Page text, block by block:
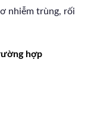
nhiễm trùng, rối
hợp